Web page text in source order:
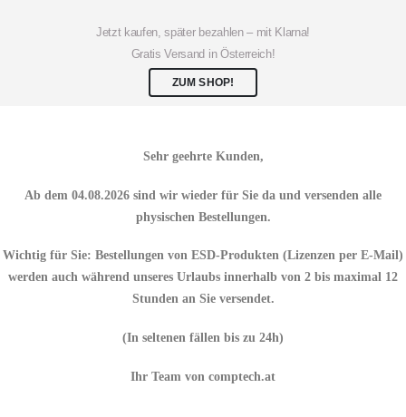
Jetzt kaufen, später bezahlen – mit Klarna!
Gratis Versand in Österreich!
ZUM SHOP!
Sehr geehrte Kunden,
Ab dem 04.08.2026 sind wir wieder für Sie da und versenden alle
physischen Bestellungen.
Wichtig für Sie: Bestellungen von ESD-Produkten (Lizenzen per E-Mail)
werden auch während unseres Urlaubs innerhalb von 2 bis maximal 12
Stundenan Sie versendet.
(In seltenen fällen bis zu 24h)
Ihr Team von comptech.at